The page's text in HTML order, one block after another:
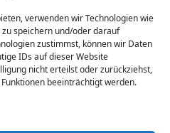
verwenden wir Technologien wie
speichern und/oder darauf
zustimmst, können wir Daten
IDs auf dieser Website
nicht erteilst oder zurückziehst,
beeinträchtigt werden.
jeweiligen Online-
verbindlich. Bitte
vor dem Kauf